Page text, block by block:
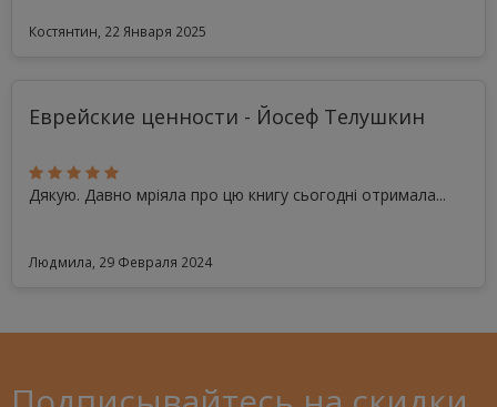
Костянтин, 22 Января 2025
Еврейские ценности - Йосеф Телушкин
Дякую. Давно мріяла про цю книгу сьогодні отримала...
Людмила, 29 Февраля 2024